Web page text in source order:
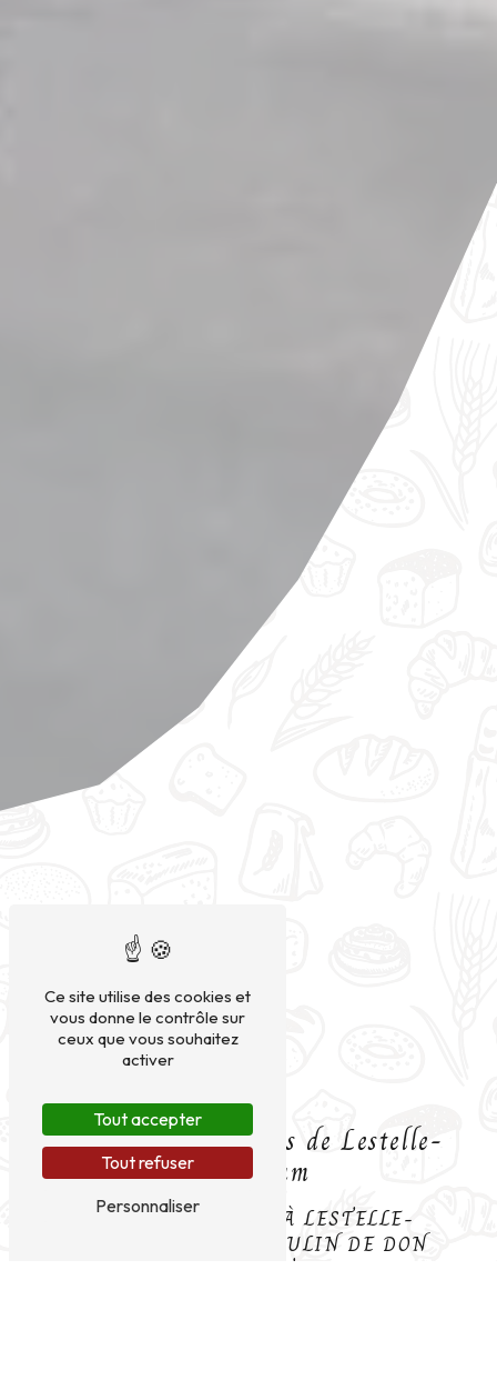
Boulangerie Bio près de Lestelle-
Bétharram
BOULANGERIE BIO À LESTELLE-
BÉTHARRAM : LE MOULIN DE DON
QUICHOTTE
Ce site utilise des cookies et
vous donne le contrôle sur
ceux que vous souhaitez
activer
Tout accepter
Tout refuser
Personnaliser